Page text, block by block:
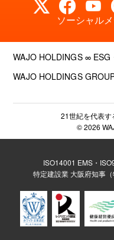
ソーシャル
WAJO HOLDINGS ∞ ESG
新サービスサイト
- 高圧太陽光発電所の買取
- 系統用蓄電池の販売
- 再生可能エネルギー用地の販
- FIP転換と蓄電池の増設
- 発電所のパネル 撤去・解体・
- 低圧蓄電池の導入
WAJO HOLDINGS
- 収益性が高い系統用蓄電池
- 仲介業者を挟まない買取販売
- 高圧太陽光発電所の一括査定
- FIT投資なら太陽光発電
- 今から始める太陽光投資
- 太陽光発電所の売却査定
- 太陽光発電所のかんたん査定
21世紀を代表す
© 2026
ISO14001 EMS・
特定建設業 大阪府知事